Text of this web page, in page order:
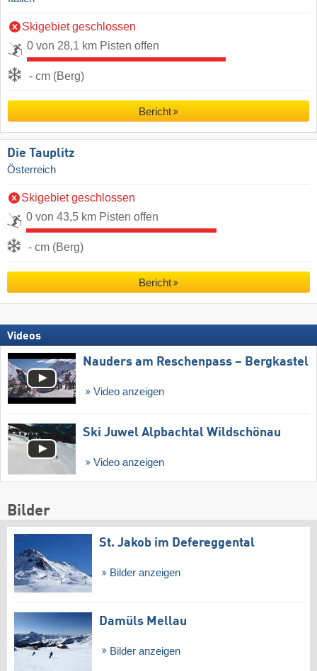
Skigebiet geschlossen
0 von 28,1 km Pisten offen
- cm (Berg)
Bericht
Die Tauplitz
Österreich
Skigebiet geschlossen
0 von 43,5 km Pisten offen
- cm (Berg)
Bericht
Videos
Nauders am Reschenpass – Bergkastel
Video anzeigen
Ski Juwel Alpbachtal Wildschönau
Video anzeigen
Bilder
St. Jakob im Defereggental
Bilder anzeigen
Damüls Mellau
Bilder anzeigen